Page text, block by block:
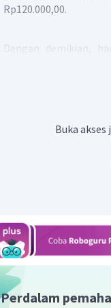
Rp120.000,00.
Dengan demikian,
uang lima
Jadi, uang kembalian
Buka
Perdalam